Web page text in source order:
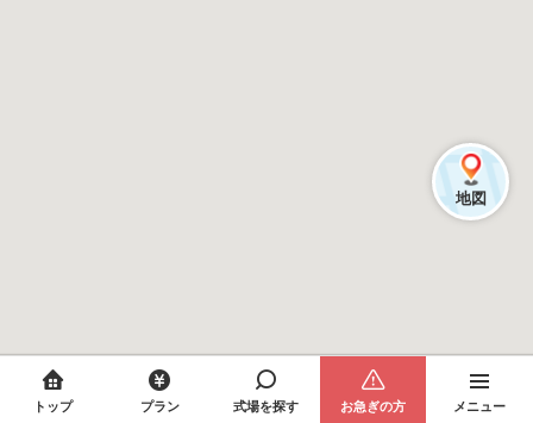
地図
トップ プラン 式場を探す お急ぎの方 メニュー